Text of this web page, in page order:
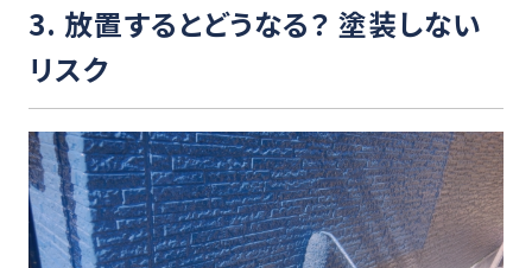
3. 放置するとどうなる？ 塗装しない
リスク